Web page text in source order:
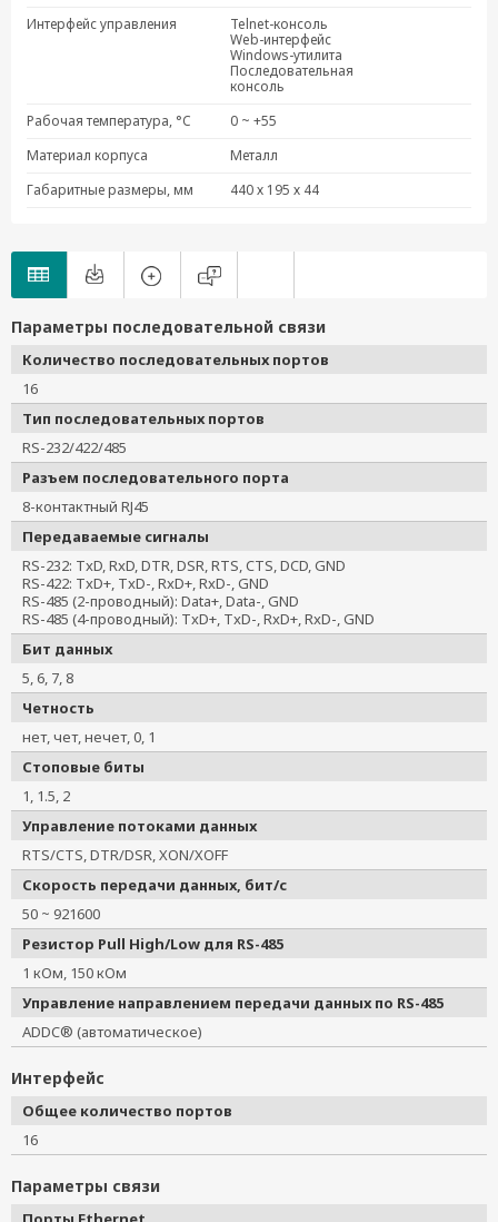
NPort 6650-16-T
NPort 6650-8-HV-T
Интерфейс управления
Telnet-консоль
Web-интерфейс
Windows-утилита
Последовательная
консоль
Рабочая температура, °C
0 ~ +55
Материал корпуса
Металл
Габаритные размеры, мм
440 х 195 х 44
Параметры последовательной связи
Количество последовательных портов
16
Тип последовательных портов
RS-232/422/485
Разъем последовательного порта
8-контактный RJ45
Передаваемые сигналы
RS-232: TxD, RxD, DTR, DSR, RTS, CTS, DCD, GND
RS-422: TxD+, TxD-, RxD+, RxD-, GND
RS-485 (2-проводный): Data+, Data-, GND
RS-485 (4-проводный): TxD+, TxD-, RxD+, RxD-, GND
Бит данных
5, 6, 7, 8
Четность
нет, чет, нечет, 0, 1
Стоповые биты
1, 1.5, 2
Управление потоками данных
RTS/CTS, DTR/DSR, XON/XOFF
Скорость передачи данных, бит/с
50 ~ 921600
Резистор Pull High/Low для RS-485
1 кОм, 150 кОм
Управление направлением передачи данных по RS-485
ADDC® (автоматическое)
Интерфейс
Общее количество портов
16
Параметры связи